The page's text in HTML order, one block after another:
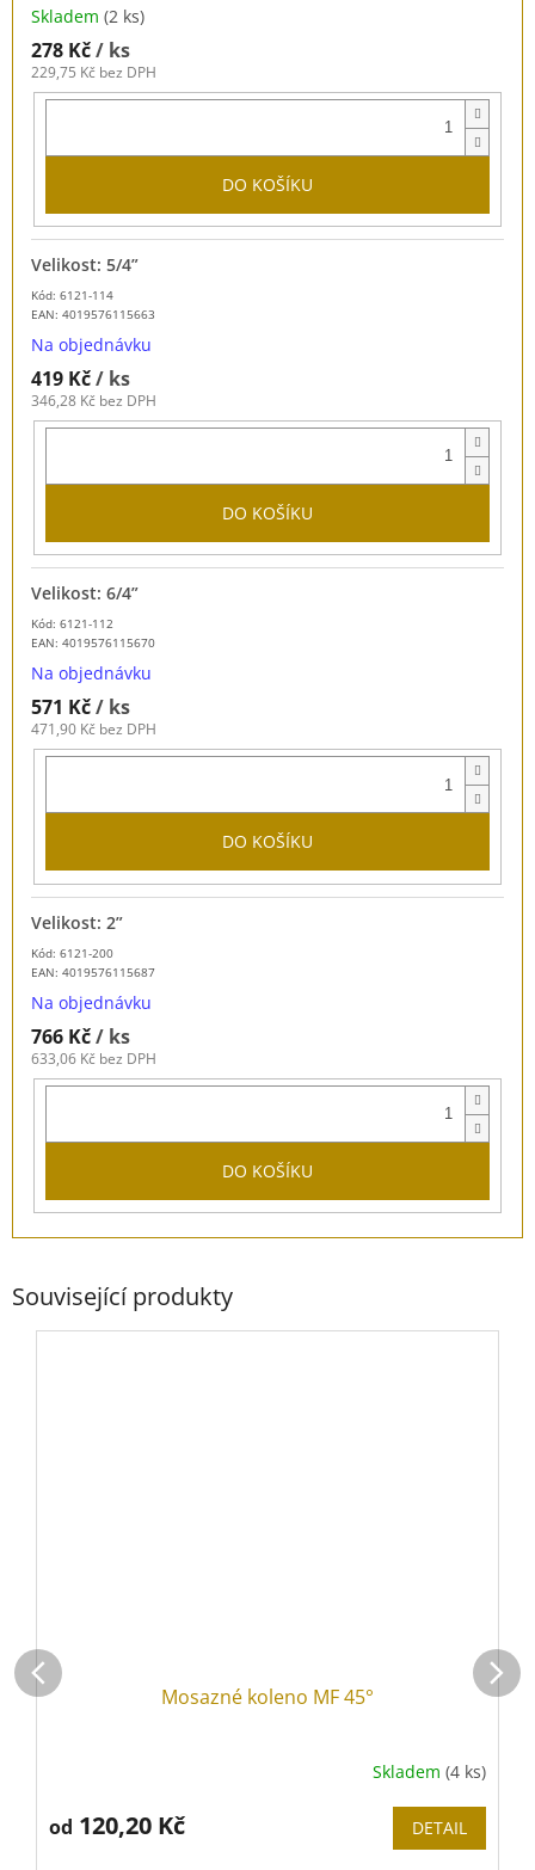
Skladem (2 ks)
278 Kč/ ks
229,75 Kč bez DPH
DO KOŠÍKU
Kód: 6121-114
EAN: 4019576115663
Velikost: 5/4”
Na objednávku
419 Kč/ ks
346,28 Kč bez DPH
DO KOŠÍKU
Kód: 6121-112
EAN: 4019576115670
Velikost: 6/4”
Na objednávku
571 Kč/ ks
471,90 Kč bez DPH
DO KOŠÍKU
Kód: 6121-200
EAN: 4019576115687
Velikost: 2”
Na objednávku
766 Kč/ ks
633,06 Kč bez DPH
DO KOŠÍKU
Související produkty
Mosazné koleno MF 45°
Skladem (4 ks)
od 120,20 Kč DETAIL